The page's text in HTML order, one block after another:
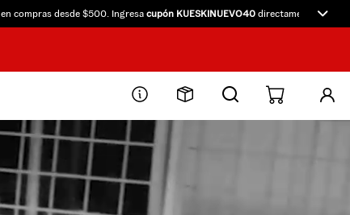
desde $500. Ingresacupón KUESKINUEVO40directamente en Kueski.